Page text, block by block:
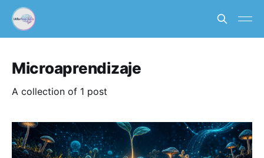
Microaprendizaje
A collection of 1 post